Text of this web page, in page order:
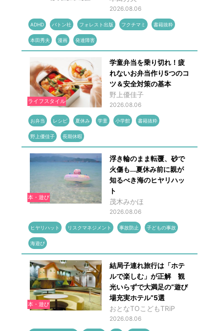
2026.08.06
ADHD バトン社 フォレスト出版 フクチマミ 書籍抜粋
本田秀夫 漫画 発達障害
ライフスタイル
学童弁当を乗り切れ！疲
れないお弁当作り5つのコ
ツ＆安全対策の基本
野上優佳子
2026.08.06
お弁当 レシピ 夏休み 学童 小学館 書籍抜粋
野上優佳子 長期休暇
本・遊び
浮き輪のまま転覆、砂で
火傷も...夏休み前に親が
知るべき海のヒヤリハッ
ト
茂木みかほ
2026.08.06
ヒヤリハット リスクマネジメント 事故防止 子どもの事故
海遊び
本・遊び
結局子連れ旅行は「ホテ
ルで楽しむ」が正解 観
光いらずで大満足の“遊び
場充実ホテル”5選
おとなTOこどもTRiP
2026.08.06